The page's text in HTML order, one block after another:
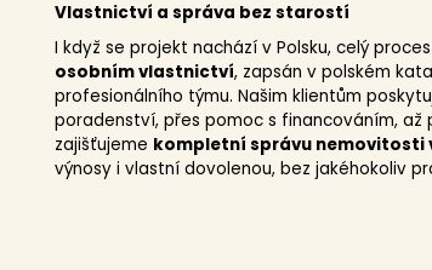
Vlastnictví a správa bez starostí
I když se projekt nachází v Polsku, celý
osobním vlastnictví, zapsán v polském
profesionálního týmu. Našim klientům
poradenství, přes pomoc s financováním, až
zajišťujeme kompletní správu nemovitosti
výnosy i vlastní dovolenou, bez jakéhokoliv